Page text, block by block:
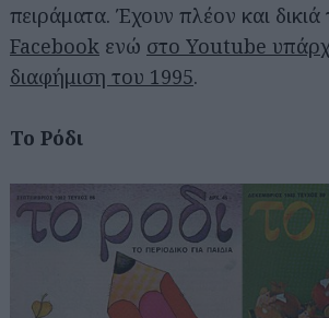
πειράματα. Έχουν πλέον και δικιά
Facebook ενώ στο Youtube
διαφήμιση του 1995.
Το Ρόδι